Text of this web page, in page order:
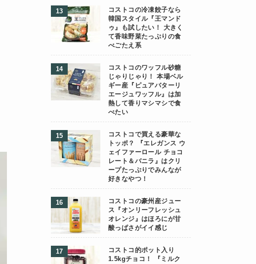
コストコの冷凍餃子なら
韓国スタイル『王マンド
ゥ』も試したい！ 大きく
て香味野菜たっぷりの食
べごたえ系
コストコのワッフル砂糖
じゃりじゃり！ 本場ベル
ギー産『ピュアバターリ
エージュワッフル』は加
熱して香りマシマシで食
べたい
コストコで買える豪華な
トッポ？ 『エレガンス ウ
ェイファーロール チョコ
レート＆バニラ』はクリ
ープたっぷりでみんなが
好きなやつ！
コストコの豪州産ジュー
ス『オンリーフレッシュ
オレンジ』はほろにが甘
酸っぱさがイイ感じ
コストコ的ポット入り
1.5kgチョコ！ 『ミルク